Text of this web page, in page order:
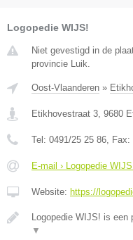
Logopedie WIJS!
Niet gevestigd in de
provincie Luik.
Oost-Vlaanderen »
Etikhovestraat 3, 9680
Tel: 0491/25 25 86, Fax:
E-mail › Logopedie
Website: https://
Logopedie WIJS! is een
▼